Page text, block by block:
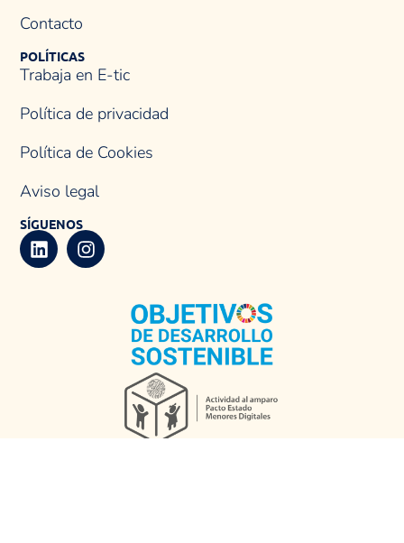
Contacto
POLÍTICAS
Trabaja en E-tic
Política de privacidad
Política de Cookies
Aviso legal
SÍGUENOS